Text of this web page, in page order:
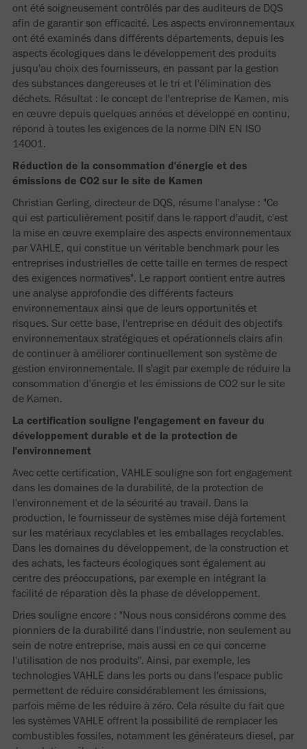
ont été soigneusement contrôlés par des auditeurs de DQS
afin de garantir son efficacité. Les aspects environnementaux
ont été examinés dans différents départements, depuis les
aspects écologiques dans le développement des produits
jusqu'au choix des fournisseurs, en passant par la gestion
des substances dangereuses et le tri et l'élimination des
déchets. Résultat : le concept de l'entreprise de Kamen, mis
en œuvre depuis quelques années et développé en continu,
répond à toutes les exigences de la norme DIN EN ISO
14001.
Réduction de la consommation d'énergie et des
émissions de CO2 sur le site de Kamen
Christian Gerling, directeur de DQS, résume l'analyse : "Ce
qui est particulièrement positif dans le rapport d'audit, c'est
la mise en œuvre exemplaire des aspects environnementaux
par VAHLE, qui constitue un véritable benchmark pour les
entreprises industrielles de cette taille en termes de respect
des exigences normatives". Le rapport contient entre autres
une analyse approfondie des différents facteurs
environnementaux ainsi que de leurs opportunités et
risques. Sur cette base, l'entreprise en déduit des objectifs
environnementaux stratégiques et opérationnels clairs afin
de continuer à améliorer continuellement son système de
gestion environnementale. Il s'agit par exemple de réduire la
consommation d'énergie et les émissions de CO2 sur le site
de Kamen.
La certification souligne l'engagement en faveur du
développement durable et de la protection de
l'environnement
Avec cette certification, VAHLE souligne son fort engagement
dans les domaines de la durabilité, de la protection de
l'environnement et de la sécurité au travail. Dans la
production, le fournisseur de systèmes mise déjà fortement
sur les matériaux recyclables et les emballages recyclables.
Dans les domaines du développement, de la construction et
des achats, les facteurs écologiques sont également au
centre des préoccupations, par exemple en intégrant la
facilité de réparation dès la phase de développement.
Dries souligne encore : "Nous nous considérons comme des
pionniers de la durabilité dans l'industrie, non seulement au
sein de notre entreprise, mais aussi en ce qui concerne
l'utilisation de nos produits". Ainsi, par exemple, les
technologies VAHLE dans les ports ou dans l'espace public
permettent de réduire considérablement les émissions,
parfois même de les réduire à zéro. Cela résulte du fait que
les systèmes VAHLE offrent la possibilité de remplacer les
combustibles fossiles, notamment les générateurs diesel, par